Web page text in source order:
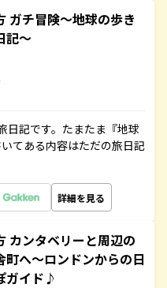
ガチ冒険～地球の歩き
記～
日記です。たまたま『地球
てある内容はただの旅日記
詳細を見る
カンタベリーと周辺の
町へ～ロンドンからの日
ガイド♪